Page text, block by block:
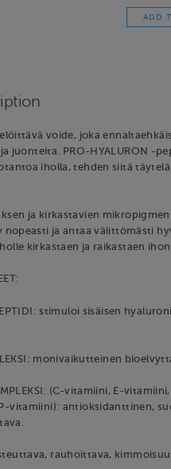
voide, joka
juonteita. PRO-HYALURON -
iholla, tehden siitä
ja kirkastavien
nopeasti ja antaa välittömästi
kirkastaen ja raikastaen ihon
stimuloi sisäisen
monivaikutteinen
(C-vitamiini, E-
vitamiini): antioksidanttinen,
rauhoittava,